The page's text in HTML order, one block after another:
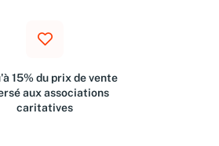
15% du prix de vente
aux associations
caritatives